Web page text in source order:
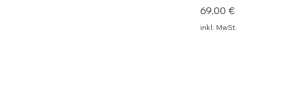
Preis
69,00 €
inkl. MwSt.